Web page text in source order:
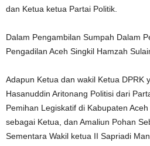
dan Ketua ketua Partai Politik.
Dalam Pengambilan Sumpah Dalam
Pengadilan Aceh Singkil Hamzah
Adapun Ketua dan wakil Ketua DPRK
Hasanuddin Aritonang Politisi dari
Pemihan Legiskatif di Kabupaten
sebagai Ketua, dan Amaliun Pohan
Sementara Wakil ketua II Sapriadi